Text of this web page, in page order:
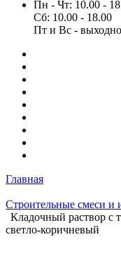
Пн - Чт: 10.00 -
Сб: 10.00 - 18.00
Пт и Вс -
Главная
Строительные смеси и
Кладочный раствор с
светло-коричневый